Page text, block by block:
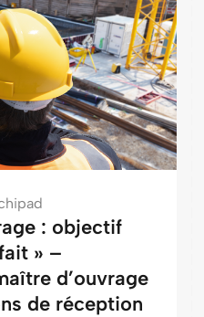
: objectif
» –
d’ouvrage
de réception